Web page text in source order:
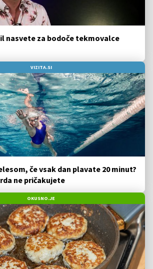
nasvete za bodoče tekmovalce
VIZITA.SI
če vsak dan plavate 20 minut?
ne pričakujete
OKUSNO.JE